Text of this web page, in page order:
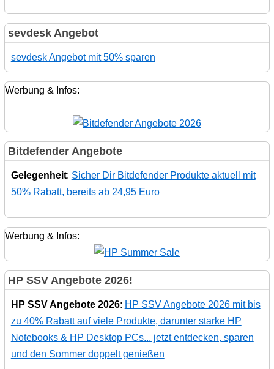
sevdesk Angebot
sevdesk Angebot mit 50% sparen
Werbung & Infos:
Bitdefender Angebote
Gelegenheit: Sicher Dir Bitdefender Produkte aktuell mit
50% Rabatt, bereits ab 24,95 Euro
Werbung & Infos:
HP SSV Angebote 2026!
HP SSV Angebote 2026: HP SSV Angebote 2026 mit bis
zu 40% Rabatt auf viele Produkte, darunter starke HP
Notebooks & HP Desktop PCs... jetzt entdecken, sparen
und den Sommer doppelt genießen